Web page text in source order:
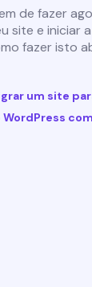
de fazer
site e iniciar
fazer isto
um site